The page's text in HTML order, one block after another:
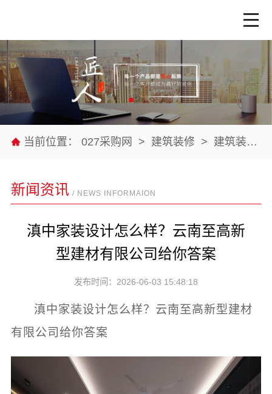
当前位置： 027采购网 > 建筑装修 > 建筑装修材料
新闻资讯 / NEWS INFORMAION
滇中家装设计怎么样？云南至高新
型建材有限公司给你答案
发布时间：2026-06-03 15:48:18
滇中家装设计怎么样？云南至高新型建材
有限公司给你答案